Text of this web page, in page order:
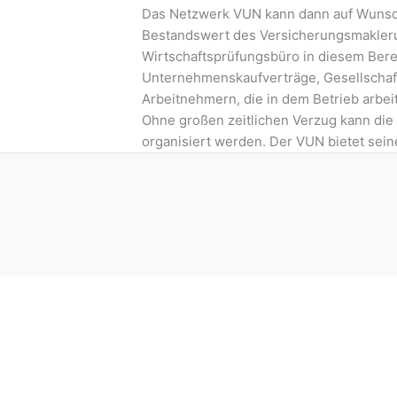
Das Netzwerk VUN kann dann auf
Bestandswert des
Wirtschaftsprüfungsbüro in diesem
Unternehmenskaufverträge,
Arbeitnehmern, die in dem Betrieb
Ohne großen zeitlichen Verzug kann
organisiert werden. Der VUN bietet